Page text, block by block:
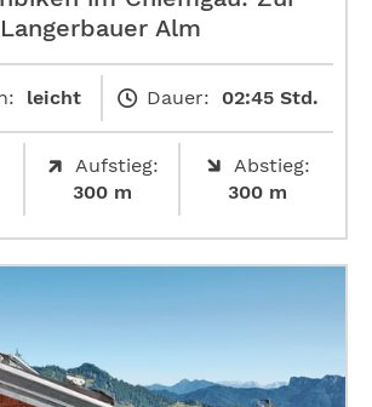
Langerbauer Alm
leicht Dauer: 02:45 Std.
Aufstieg:
300 m
Abstieg:
300 m